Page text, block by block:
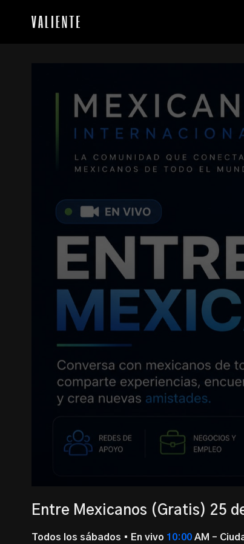
Entre Mexicanos (Gratis) 25
Todos los sábados • En vivo 10:00 AM –